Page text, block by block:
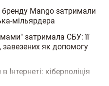
Mango затримали
мільярдера
затримала СБУ: її
як допомогу
Інтернеті: кіберполіція